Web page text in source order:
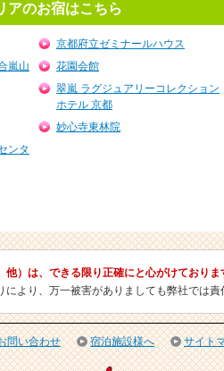
アのお宿はこちら
京都府立ゼミナールハウス
嵐山
花園会館
翠嵐 ラグジュアリーコレクション
ホテル 京都
妙心寺東林院
ンタ
他）は、できる限り正確にと心がけており
により、万一被害がありましても弊社では
問い合わせ 宿泊施設様へ サイト